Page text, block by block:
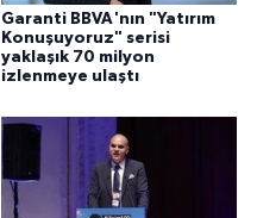
Garanti BBVA'nın "Yatırım
Konuşuyoruz" serisi
yaklaşık 70 milyon
izlenmeye ulaştı